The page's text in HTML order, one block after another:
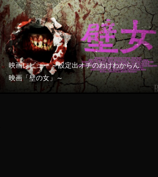
映画レビュー ～設定出オチのわけわからん
映画「壁の女」～